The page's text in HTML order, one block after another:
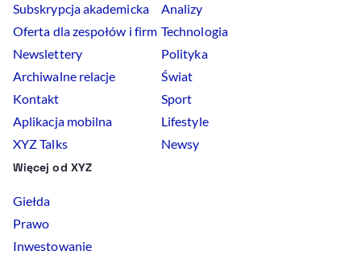
Subskrypcja akademicka
Oferta dla zespołów i firm
Newslettery
Archiwalne relacje
Kontakt
Aplikacja mobilna
XYZ Talks
Analizy
Technologia
Polityka
Świat
Sport
Lifestyle
Newsy
Więcej od XYZ
Giełda
Prawo
Inwestowanie